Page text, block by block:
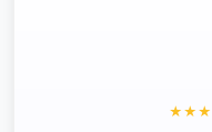
★ ★ ★